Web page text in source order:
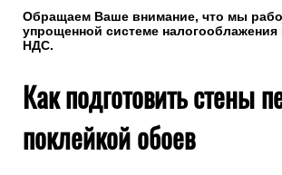
Обращаем Ваше внимание, что мы
упрощенной системе
НДС.
Как подготовить стены
поклейкой обоев